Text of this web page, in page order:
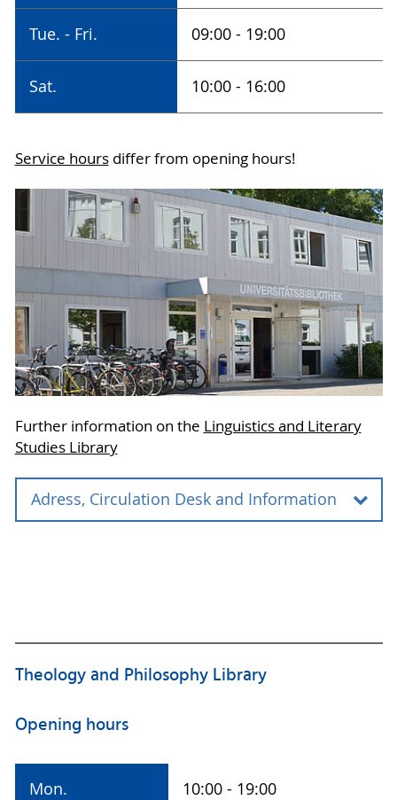
Information
Tel.: +49 381 498-8712
information-innenstadt.ub@uni-rostock
Tue. - Fri. 09:00 - 19:00
Sat. 10:00 - 16:00
Service hoursdiffer from opening hours!
Further information on the Linguistics and Literary
Studies Library
Adress, Circulation Desk and Information
Schwaansche Straße 3 a
18055 Rostock
Circulation Desk and Information
fachbibliothek-slw.ub@uni-rostock
Theology and Philosophy Library
Opening hours
Mon. 10:00 - 19:00